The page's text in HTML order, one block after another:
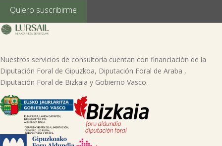
indicando el derecho que desea ejercer o enviando un correo a:
lursail@lursailkoop.eus. Puede obtener información adicional en nuestra
página web.
Quiero suscribirme
Nuestros servicios de consultoría cuentan con financiación de la
Diputación Foral de Gipuzkoa, Diputación Foral de Araba ,
Diputación Foral de Bizkaia y Gobierno Vasco.